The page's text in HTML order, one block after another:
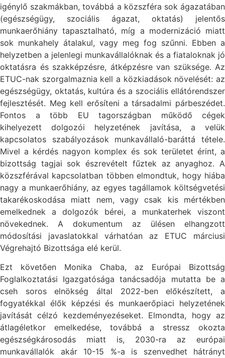
igénylő szakmákban, továbbá a közszféra sok ágazatában
(egészségügy, szociális ágazat, oktatás) jelentős
munkaerőhiány tapasztalható, míg a modernizáció miatt
sok munkahely átalakul, vagy meg fog szűnni. Ebben a
helyzetben a jelenlegi munkavállalóknak és a fiataloknak jó
oktatásra és szakképzésre, átképzésre van szüksége. Az
ETUC-nak szorgalmaznia kell a közkiadások növelését: az
egészségügy, oktatás, kultúra és a szociális ellátórendszer
fejlesztését. Meg kell erősíteni a társadalmi párbeszédet.
Fontos a több EU tagországban működő cégek
kihelyezett dolgozói helyzetének javítása, a velük
kapcsolatos szabályozások munkavállaló-baráttá tétele.
Mivel a kérdés nagyon komplex és sok területet érint, a
bizottság tagjai sok észrevételt fűztek az anyaghoz. A
közszférával kapcsolatban többen elmondtuk, hogy hiába
nagy a munkaerőhiány, az egyes tagállamok költségvetési
takarékoskodása miatt nem, vagy csak kis mértékben
emelkednek a dolgozók bérei, a munkaterhek viszont
növekednek. A dokumentum az ülésen elhangzott
módosítási javaslatokkal várhatóan az ETUC márciusi
Végrehajtó Bizottsága elé kerül.
Ezt követően Monika Chaba, az Európai Bizottság
Foglalkoztatási Igazgatósága tanácsadója mutatta be a
cseh soros elnökség által 2022-ben előkészített, a
fogyatékkal élők képzési és munkaerőpiaci helyzetének
javítását célzó kezdeményezéseket. Elmondta, hogy az
átlagéletkor emelkedése, továbbá a stressz okozta
egészségkárosodás miatt is, 2030-ra az európai
munkavállalók akár 10-15 %-a is szenvedhet hátrányt